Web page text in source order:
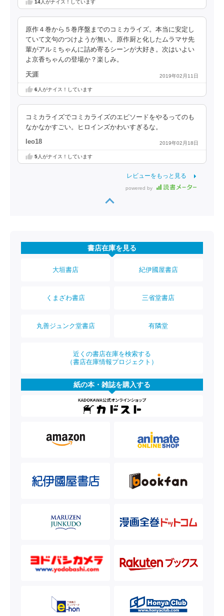
14人がナイス！しています
原作４巻から５巻序盤までのコミカライズ。本当に安定し
ていて文句のつけようが無い。原作厨と化したムラマサ先
輩がアルミちゃんに詰め寄るシーンが大好き。次はいよい
よ京香ちゃんの登場か？楽しみ。
天涯 2019年02月11日
6人がナイス！しています
コミカライズでコミカライズのエピソードをやるってのも
なかなかすごい。ヒロインズかわいすぎるな。
leo18 2019年02月18日
5人がナイス！しています
レビューをもっと見る
powered by
書店在庫を見る
大垣書店 紀伊國屋書店
くまざわ書店 三省堂書店
丸善ジュンク堂書店 有隣堂
近くの書店在庫を検索する
（書店在庫情報プロジェクト）
紙の本・雑誌を購入する